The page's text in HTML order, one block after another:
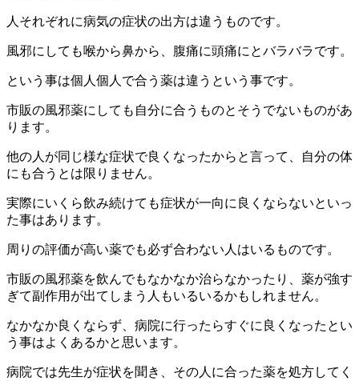
人それぞれに病気の症状の出方は違うものです。
風邪にしても喉から鼻から、腹痛に頭痛にとバラバラです。
という事は個人個人で合う薬は違うという事です。
市販の風邪薬にしても自分に合うものとそうでないものがあ
ります。
他の人が同じ様な症状で良くなったからと言って、自分の体
にも合うとは限りません。
実際にいくら飲み続けても症状が一向に良くならないといっ
た事はあります。
周りの評価が高い薬でも必ず合わない人はいるものです。
市販の風邪薬を飲んでもなかなか治らなかったり、薬が強す
ぎて副作用が出てしまう人もいるいるかもしれません。
なかなか良くならず、病院に行ったらすぐに良くなったとい
う事はよくあるかと思います。
病院では先生が症状を聞き、その人に合った薬を処方してく